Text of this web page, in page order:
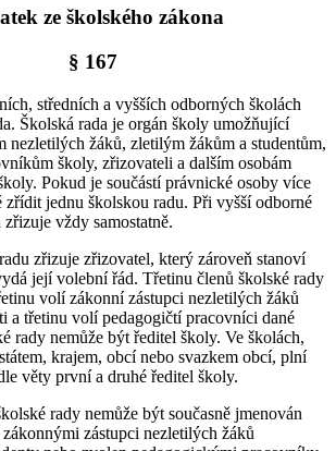
ze školského zákona
§ 167
středních a vyšších odborných školách
Školská rada je orgán školy umožňující
nezletilých žáků, zletilým žákům a studentům,
školy, zřizovateli a dalším osobám
Pokud je součástí právnické osoby více
zřídit jednu školskou radu. Při vyšší odborné
vždy samostatně.
zřizuje zřizovatel, který zároveň stanoví
její volební řád. Třetinu členů školské rady
volí zákonní zástupci nezletilých žáků
a třetinu volí pedagogičtí pracovníci dané
rady nemůže být ředitel školy. Ve školách,
krajem, obcí nebo svazkem obcí, plní
věty první a druhé ředitel školy.
rady nemůže být současně jmenován
zástupci nezletilých žáků